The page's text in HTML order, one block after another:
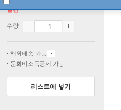
절판
수량
해외배송 가능
문화비소득공제 가능
리스트에 넣기